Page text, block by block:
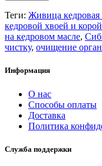
Теги: Живица кедровая
кедровой хвоей и корой
на кедровом масле,
чистку, очищение
Информация
О нас
Способы оплаты
Доставка
Политика
Служба поддержки